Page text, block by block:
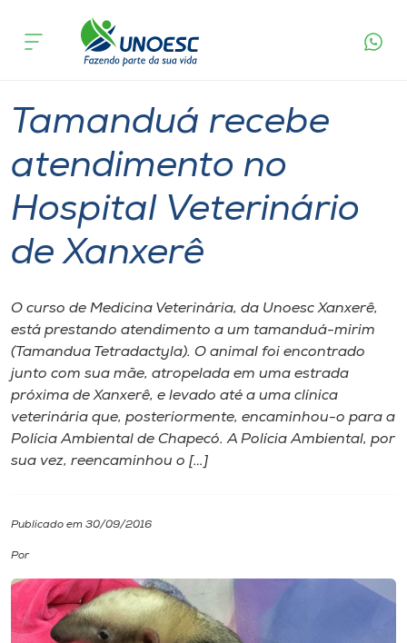
Cursos
Pesquisa
Atendimento ao Estudante
Portal de Ensino
A
Unoesc
Internacionalização
I.nova
Cultura
CPA
acontece
Tamanduá recebe
atendimento no
Hospital Veterinário
de Xanxerê
O curso de Medicina Veterinária, da Unoesc Xanxerê,
está prestando atendimento a um tamanduá-mirim
(Tamandua Tetradactyla). O animal foi encontrado
junto com sua mãe, atropelada em uma estrada
próxima de Xanxerê, e levado até a uma clínica
veterinária que, posteriormente, encaminhou-o para a
Polícia Ambiental de Chapecó. A Polícia Ambiental, por
sua vez, reencaminhou o […]
Publicado em 30/09/2016
Por